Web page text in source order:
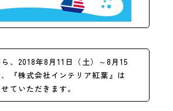
、2018年8月11日（土）～8月15
『株式会社インテリア紅葉』は
ていただきます。